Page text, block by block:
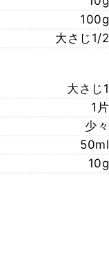
100g
大さじ1/2
大さじ1
1片
少々
50ml
10g